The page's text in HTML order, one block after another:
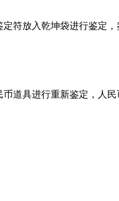
符放入乾坤袋进行鉴定，
道具进行重新鉴定，人民